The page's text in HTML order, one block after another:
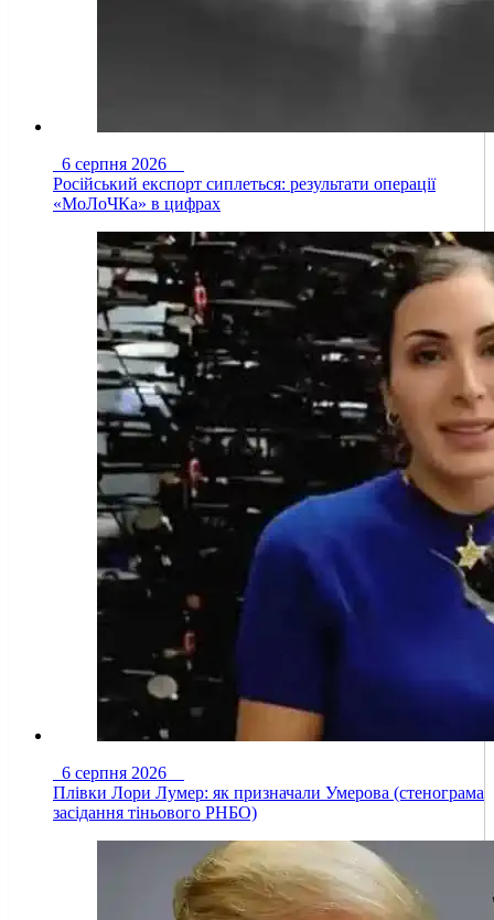
6 серпня 2026
Російський експорт сиплеться: результати операції
«МоЛоЧКа» в цифрах
6 серпня 2026
Плівки Лори Лумер: як призначали Умерова (стенограма
засідання тіньового РНБО)